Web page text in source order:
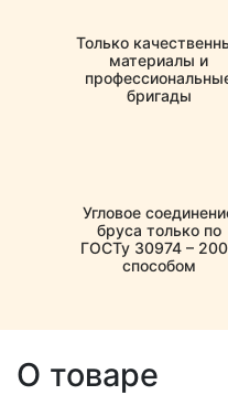
Только
материалы и
бригады
Угловое
бруса только по
ГОСТу 30974 –
способом
О товаре